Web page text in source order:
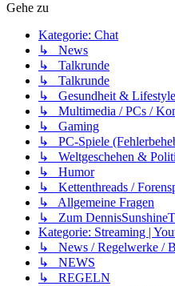
Gehe zu
Kategorie: Chat
↳ News
↳ Talkrunde
↳ Talkrunde
↳ Gesundheit & Lifestyle
↳ Multimedia / PCs /
↳ Gaming
↳ PC-Spiele
↳ Weltgeschehen &
↳ Humor
↳ Kettenthreads /
↳ Allgemeine Fragen
↳ Zum
Kategorie: Streaming |
↳ News / Regelwerke /
↳ NEWS
↳ REGELN